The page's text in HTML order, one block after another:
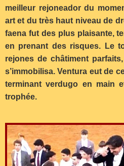
meilleur rejoneador du
art et du très haut niveau de
faena fut des plus plaisante,
en prenant des risques. Le
rejones de châtiment
s’immobilisa. Ventura eut de
terminant verdugo en main
trophée.